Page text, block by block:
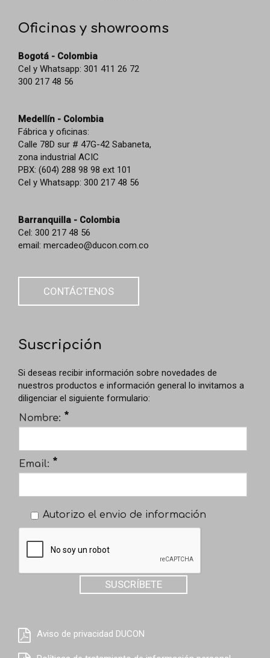
Oficinas y showrooms
Bogotá - Colombia
Cel y Whatsapp: 301 411 26 72
300 217 48 56
Medellín - Colombia
Fábrica y oficinas:
Calle 78D sur # 47G-42 Sabaneta,
zona industrial ACIC
PBX: (604) 288 98 98 ext 101
Cel y Whatsapp: 300 217 48 56
Barranquilla - Colombia
Cel: 300 217 48 56
email: mercadeo@ducon.com.co
CONTÁCTENOS
Suscripción
Si deseas recibir información sobre novedades de
nuestros productos e información general lo invitamos a
diligenciar el siguiente formulario:
Nombre: *
Email: *
Autorizo el envio de información
SUSCRÍBETE
Aviso de privacidad DUCON